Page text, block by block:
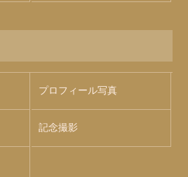
プロフィール写真
記念撮影